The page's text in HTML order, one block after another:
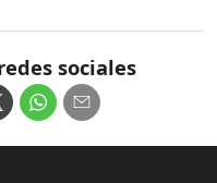
sociales